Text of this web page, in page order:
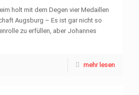
holt mit dem Degen vier Medaillen
Augsburg – Es ist gar nicht so
zu erfüllen, aber Johannes
mehr lesen